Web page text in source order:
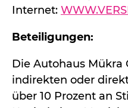
Internet:
Beteiligungen:
Die Autohaus Mükra
indirekten oder
über 10 Prozent an